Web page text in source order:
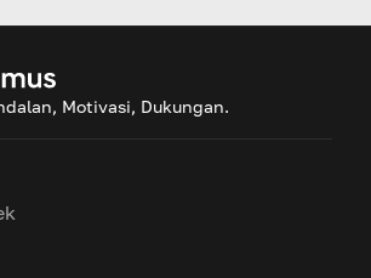
Motivasi, Dukungan.